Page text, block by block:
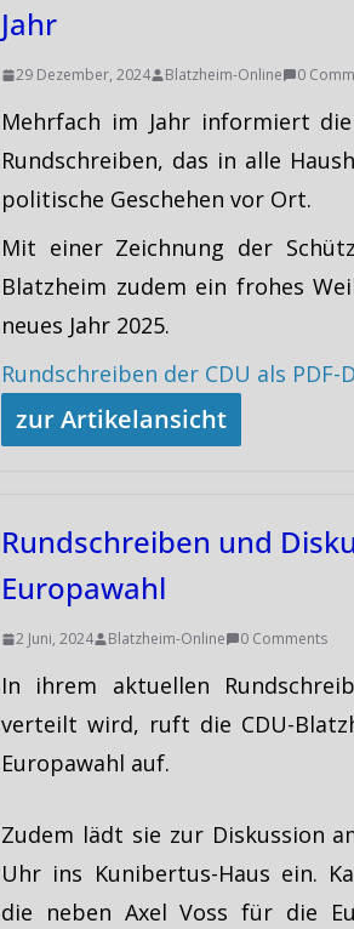
Jahr
29 Dezember, 2024 Blatzheim-Online 0
Mehrfach im Jahr informiert
Rundschreiben, das in alle
politische Geschehen vor Ort.
Mit einer Zeichnung der
Blatzheim zudem ein frohes
neues Jahr 2025.
Rundschreiben der CDU als PDF-
zur Artikelansicht
Rundschreiben und
Europawahl
2 Juni, 2024 Blatzheim-Online 0 Comments
In ihrem aktuellen
verteilt wird, ruft die CDU-
Europawahl auf.
Zudem lädt sie zur Diskussion
Uhr ins Kunibertus-Haus ein.
die neben Axel Voss für die